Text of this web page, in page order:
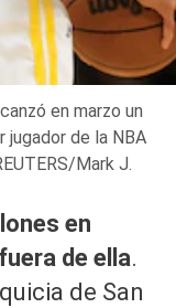
en marzo un
de la NBA
Mark J.
en
de ella.
de San